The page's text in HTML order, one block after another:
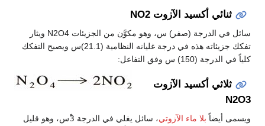
ثنائي أكسيد الآزوت NO2
سائل في الدرجة (صفر) س، وهو مكوَّن من الجزيئات N2O4 ويثار
تفكك جزيئاته هذه في درجة غليانه النظامية (21.1)س ويصبح التفكك
كلياً في الدرجة (150) س وفق التفاعل:
ثلاثي أكسيد الآزوت
N2O3
ويسمى أيضاً بلا ماء الآزوتي
، سائل يغلي في الدرجة 3ْس، وهو قليل